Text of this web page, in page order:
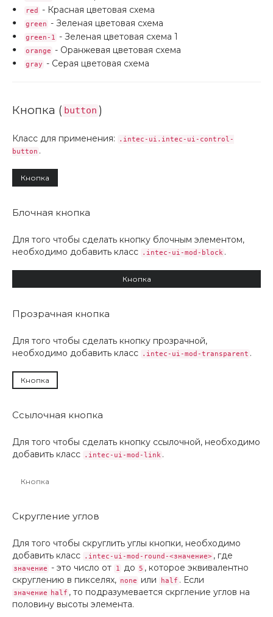
red - Красная цветовая схема
green - Зеленая цветовая схема
green-1 - Зеленая цветовая схема 1
orange - Оранжевая цветовая схема
gray - Серая цветовая схема
Кнопка ( button )
Класс для применения:
.intec-ui.intec-ui-control-
button .
Кнопка
Блочная кнопка
Для того чтобы сделать кнопку блочным элементом,
необходимо добавить класс
.intec-ui-mod-block .
Кнопка
Прозрачная кнопка
Для того чтобы сделать кнопку прозрачной,
необходимо добавить класс
.intec-ui-mod-transparent .
Кнопка
Ссылочная кнопка
Для того чтобы сделать кнопку ссылочной, необходимо
добавить класс
.intec-ui-mod-link .
Кнопка
Скругление углов
Для того чтобы скруглить углы кнопки, необходимо
добавить класс
.intec-ui-mod-round-<значение> , где
значение - это число от 1 до 5 , которое эквивалентно
скруглению в пикселях, none или half . Если
значение half , то подразумевается скргление углов на
половину высоты элемента.